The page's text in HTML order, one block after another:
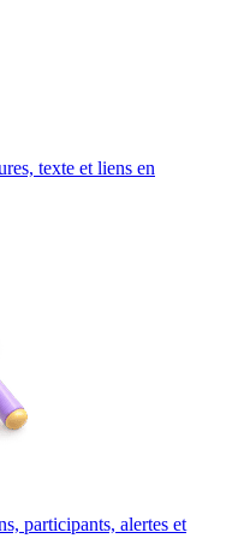
texte et liens en
participants, alertes et